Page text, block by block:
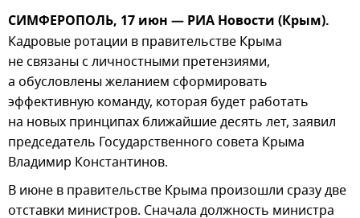
СИМФЕРОПОЛЬ, 17 июн — РИА Новости (Крым).
Кадровые ротации в правительстве Крыма
не связаны с личностными претензиями,
а обусловлены желанием сформировать
эффективную команду, которая будет работать
на новых принципах ближайшие десять лет, заявил
председатель Государственного совета Крыма
Владимир Константинов.
В июне в правительстве Крыма произошли сразу две
отставки министров. Сначала должность министра